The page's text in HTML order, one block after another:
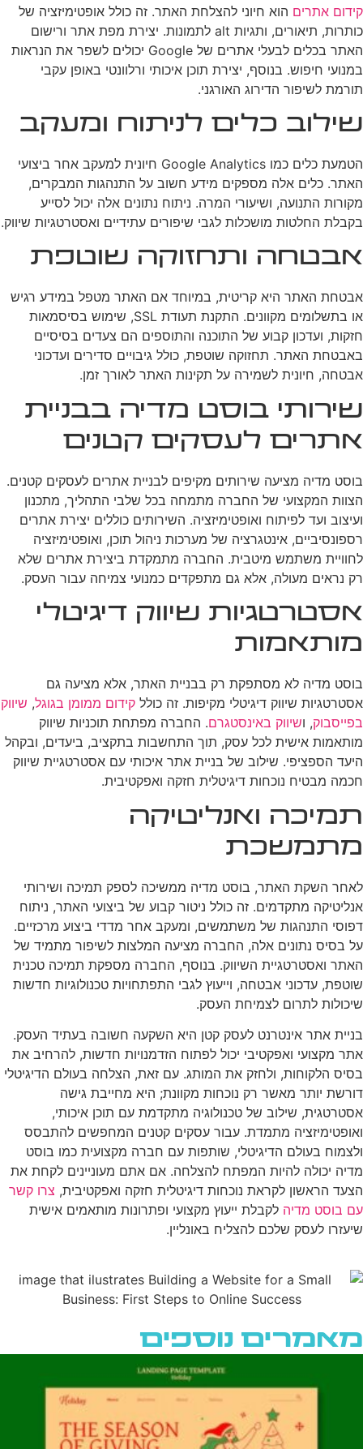
קידום אתרים הוא חיוני להצלחת האתר. זה כולל אופטימיזציה של
כותרות, תיאורים, ותגיות alt לתמונות. יצירת מפת אתר ורישום
האתר בכלים לבעלי אתרים של Google יכולים לשפר את הנראות
במנועי חיפוש. בנוסף, יצירת תוכן איכותי ורלוונטי באופן עקבי
תורמת לשיפור הדירוג האורגני.
שילוב כלים לניתוח ומעקב
הטמעת כלים כמו Google Analytics חיונית למעקב אחר ביצועי
האתר. כלים אלה מספקים מידע חשוב על התנהגות המבקרים,
מקורות התנועה, ושיעורי המרה. ניתוח נתונים אלה יכול לסייע
בקבלת החלטות מושכלות לגבי שיפורים עתידיים ואסטרטגיות שיווק.
אבטחה ותחזוקה שוטפת
אבטחת האתר היא קריטית, במיוחד אם האתר מטפל במידע רגיש
או בתשלומים מקוונים. התקנת תעודת SSL, שימוש בסיסמאות
חזקות, ועדכון קבוע של התוכנה והתוספים הם צעדים בסיסיים
באבטחת האתר. תחזוקה שוטפת, כולל גיבויים סדירים ועדכוני
אבטחה, חיונית לשמירה על תקינות האתר לאורך זמן.
שירותי בוסט מדיה בבניית
אתרים לעסקים קטנים
בוסט מדיה מציעה שירותים מקיפים לבניית אתרים לעסקים קטנים.
הצוות המקצועי של החברה מתמחה בכל שלבי התהליך, מתכנון
ועיצוב ועד לפיתוח ואופטימיזציה. השירותים כוללים יצירת אתרים
רספונסיביים, אינטגרציה של מערכות ניהול תוכן, ואופטימיזציה
לחוויית משתמש מיטבית. החברה מתמקדת ביצירת אתרים שלא
רק נראים מעולה, אלא גם מתפקדים כמנועי צמיחה עבור העסק.
אסטרטגיות שיווק דיגיטלי
מותאמות
בוסט מדיה לא מסתפקת רק בבניית האתר, אלא מציעה גם
אסטרטגיות שיווק דיגיטלי מקיפות. זה כולל קידום ממומן בגוגל, שיווק
בפייסבוק, ושיווק באינסטגרם. החברה מפתחת תוכניות שיווק
מותאמות אישית לכל עסק, תוך התחשבות בתקציב, ביעדים, ובקהל
היעד הספציפי. שילוב של בניית אתר איכותי עם אסטרטגיית שיווק
חכמה מבטיח נוכחות דיגיטלית חזקה ואפקטיבית.
תמיכה ואנליטיקה
מתמשכת
לאחר השקת האתר, בוסט מדיה ממשיכה לספק תמיכה ושירותי
אנליטיקה מתקדמים. זה כולל ניטור קבוע של ביצועי האתר, ניתוח
דפוסי התנהגות של משתמשים, ומעקב אחר מדדי ביצוע מרכזיים.
על בסיס נתונים אלה, החברה מציעה המלצות לשיפור מתמיד של
האתר ואסטרטגיית השיווק. בנוסף, החברה מספקת תמיכה טכנית
שוטפת, עדכוני אבטחה, וייעוץ לגבי התפתחויות טכנולוגיות חדשות
שיכולות לתרום לצמיחת העסק.
בניית אתר אינטרנט לעסק קטן היא השקעה חשובה בעתיד העסק.
אתר מקצועי ואפקטיבי יכול לפתוח הזדמנויות חדשות, להרחיב את
בסיס הלקוחות, ולחזק את המותג. עם זאת, הצלחה בעולם הדיגיטלי
דורשת יותר מאשר רק נוכחות מקוונת; היא מחייבת גישה
אסטרטגית, שילוב של טכנולוגיה מתקדמת עם תוכן איכותי,
ואופטימיזציה מתמדת. עבור עסקים קטנים המחפשים להתבסס
ולצמוח בעולם הדיגיטלי, שותפות עם חברה מקצועית כמו בוסט
מדיה יכולה להיות המפתח להצלחה. אם אתם מעוניינים לקחת את
הצעד הראשון לקראת נוכחות דיגיטלית חזקה ואפקטיבית, צרו קשר
עם בוסט מדיה לקבלת ייעוץ מקצועי ופתרונות מותאמים אישית
שיעזרו לעסק שלכם להצליח באונליין.
מאמרים נוספים